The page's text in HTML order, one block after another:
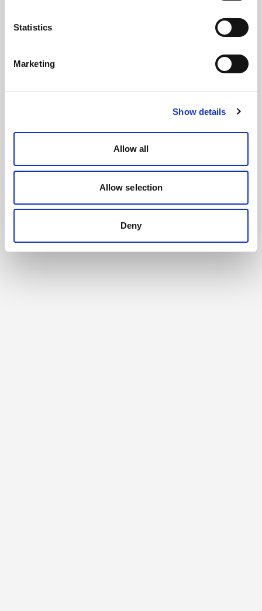
Statistics
Marketing
Show details
Allow all
Allow selection
Deny